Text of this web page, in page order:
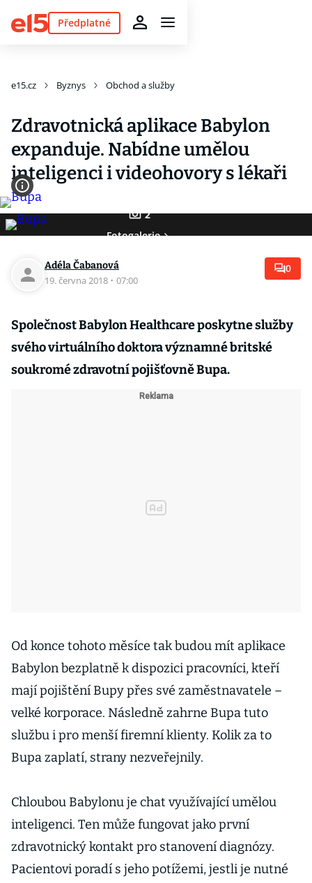
Předplatné
e15.cz Byznys Obchod a služby
Zdravotnická aplikace Babylon
expanduje. Nabídne umělou
inteligenci i videohovory s lékaři
2
Fotogalerie
Adéla Čabanová
19. června 2018 · 07:00
0
Společnost Babylon Healthcare poskytne služby
svého virtuálního doktora významné britské
soukromé zdravotní pojišťovně Bupa.
Od konce tohoto měsíce tak budou mít aplikace
Babylon bezplatně k dispozici pracovníci, kteří
mají pojištění Bupy přes své zaměstnavatele –
velké korporace. Následně zahrne Bupa tuto
službu i pro menší firemní klienty. Kolik za to
Bupa zaplatí, strany nezveřejnily.
Chloubou Babylonu je chat využívající umělou
inteligenci. Ten může fungovat jako první
zdravotnický kontakt pro stanovení diagnózy.
Pacientovi poradí s jeho potížemi, jestli je nutné